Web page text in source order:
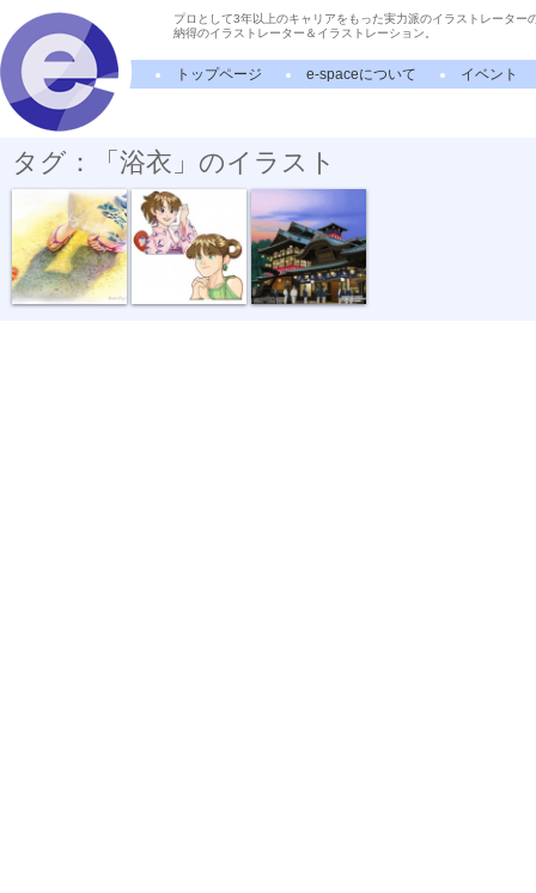
プロとして3年以上のキャリアをもった実力派のイラストレーター
納得のイラストレーター＆イラストレーション。
トップページ e-spaceについて イベント
タグ：「浴衣」のイラスト
＝赤い鼻緒＝... ガールズイラ... 道後温泉